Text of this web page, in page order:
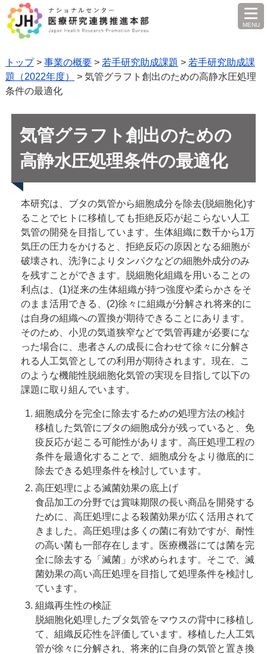
MENU
を
トップ> 事業の概要> 若手研究助成課題 > 若手研究助成課
題（2022年度）
> 気管グラフト創出のための高静水圧処理
条件の最適化
気管グラフト創出のための
高静水圧処理条件の最適化
本研究は、ブタの気管から細胞成分を除去(脱細胞化)す
ることでヒトに移植しても拒絶反応が起こらない人工
気管の開発を目指しています。生体組織に数千から1万
気圧の圧力をかけると、拒絶反応の原因となる細胞が
破壊され、洗浄によりタンパクなどの細胞外成分のみ
を残すことができます。脱細胞化組織を用いることの
利点は、(1)従来の生体組織が持つ強度や柔らかさをそ
のまま活用できる、(2)徐々に組織が分解され将来的に
は自身の組織への置換が期待できることにあります。
そのため、小児の気道狭窄などで気管再建が必要にな
った場合に、患者さんの成長に合わせて徐々に分解さ
れる人工気管としての利用が期待されます。現在、こ
のような機能性脱細胞化気管の実現を目指して以下の
課題に取り組んでいます。
細胞成分を完全に除去するための処理方法の検討
移植した気管にブタの細胞成分が残っていると、免
疫反応が起こる可能性があります。高圧処理工程の
条件を最適化することで、細胞成分をより徹底的に
除去できる処理条件を検討しています。
高圧処理による滅菌効果の底上げ
食品加工の分野では賞味期限の長い商品を開発する
ために、高圧処理による殺菌効果が広く活用されて
きました。高圧処理は多くの菌に有効ですが、耐性
の高い菌も一部存在します。医療機器にては菌を完
全に除去する「滅菌」が求められます。そこで、滅
菌効果の高い高圧処理を目指して処理条件を検討し
ています。
組織再生性の検証
脱細胞化処理したブタ気管をマウスの背中に移植し
て、組織反応性を評価しています。移植した人工気
管が徐々に分解され、将来的に自身の気管と置き換